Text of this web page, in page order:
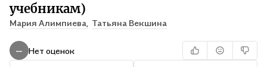
учебникам)
Мария Алимпиева, Татьяна Векшина
— Нет оценок